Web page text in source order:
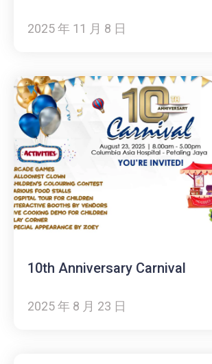
2025 年 11 月 8 日
10th Anniversary Carnival
2025 年 8 月 23 日